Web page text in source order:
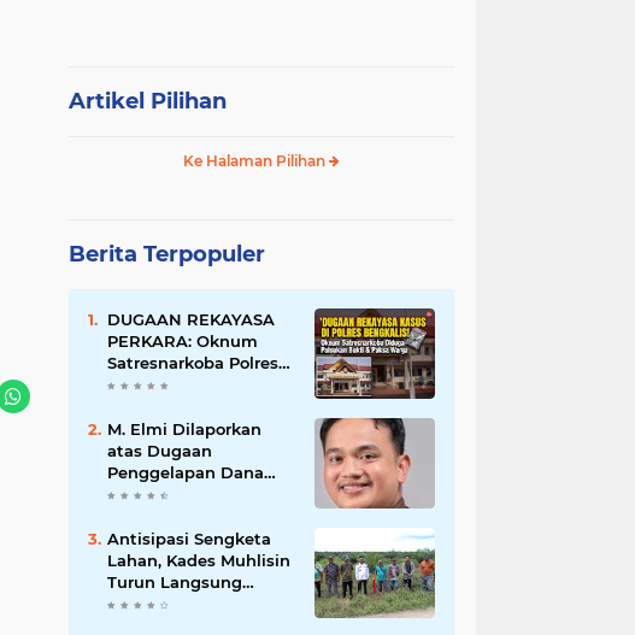
Artikel Pilihan
Ke Halaman Pilihan
Berita Terpopuler
DUGAAN REKAYASA
PERKARA: Oknum
Satresnarkoba Polres
Bengkalis Diduga
Hingga Paksa Warga
Hadir di TKP
M. Elmi Dilaporkan
atas Dugaan
Penggelapan Dana
Pensiunan Guru dan
Pastikan Proses
Hukum Berjalan
Antisipasi Sengketa
Lahan, Kades Muhlisin
Turun Langsung
Tinjau Batas Wilayah